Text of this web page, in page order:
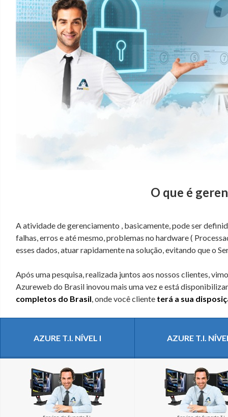
O que é
A atividade de gerenciamento , basicamente, pode ser
falhas, erros e até mesmo, problemas no hardware (
esses dados, atuar rapidamente na solução, evitando que o
Após uma pesquisa, realizada juntos aos nossos clientes,
Azureweb do Brasil inovou mais uma vez e está
completos do Brasil, onde você cliente terá a sua
AZURE T.I. NÍVEL I AZURE T.I.